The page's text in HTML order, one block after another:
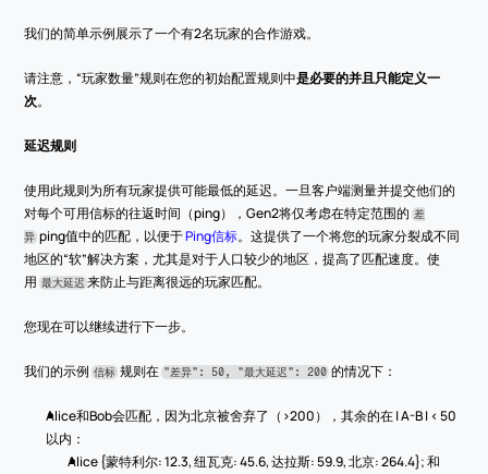
我们的简单示例展示了一个有2名玩家的合作游戏。
请注意，“玩家数量”规则在您的初始配置规则中是必要的并且只能定义一
次。
延迟规则
使用此规则为所有玩家提供可能最低的延迟。一旦客户端测量并提交他们的
对每个可用信标的往返时间（ping），Gen2将仅考虑在特定范围的 差
异 ping值中的匹配，以便于 Ping信标。这提供了一个将您的玩家分裂成不同
地区的“软”解决方案，尤其是对于人口较少的地区，提高了匹配速度。使
用 最大延迟 来防止与距离很远的玩家匹配。
您现在可以继续进行下一步。
我们的示例 信标 规则在 "差异": 50, "最大延迟": 200 的情况下：
Alice和Bob会匹配，因为北京被舍弃了（>200），其余的在 | A-B | < 50
以内：
Alice {蒙特利尔: 12.3, 纽瓦克: 45.6, 达拉斯: 59.9, 北京: 264.4}; 和